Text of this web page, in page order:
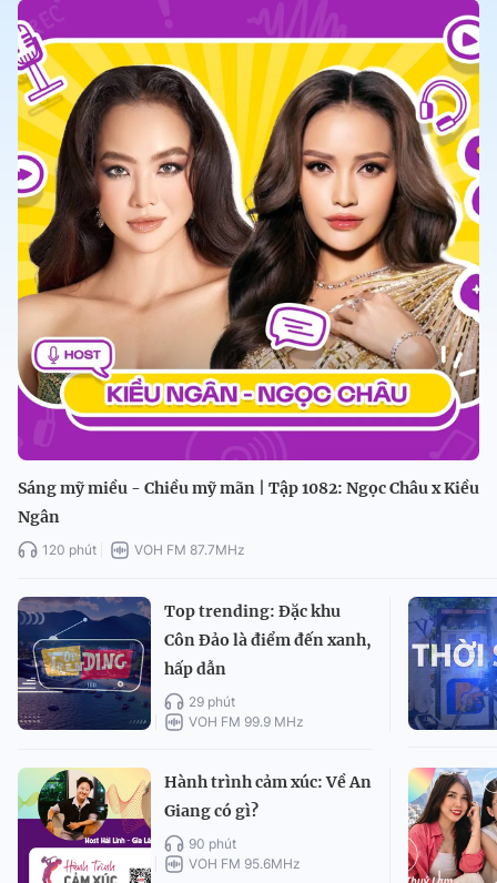
Sáng mỹ miều - Chiều mỹ mãn | Tập 1082: Ngọc Châu x Kiều
Ngân
120 phút VOH FM 87.7MHz
Top trending: Đặc khu
Côn Đảo là điểm đến xanh,
hấp dẫn
29 phút
VOH FM 99.9 MHz
Hành trình cảm xúc: Về An
Giang có gì?
90 phút
VOH FM 95.6MHz